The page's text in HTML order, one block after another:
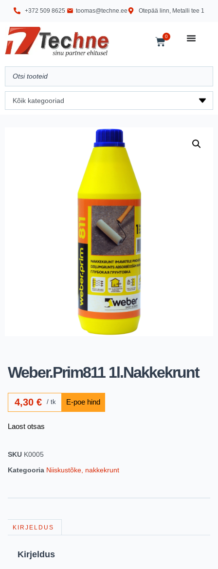
+372 509 8625 toomas@techne.ee Otepää linn, Metalli tee 1
0
Weber.Prim811 1l.Nakkekrunt
4,30€ tk
Laost otsas
SKU K0005
Kategooria Niiskustõke, nakkekrunt
KIRJELDUS
Kirjeldus